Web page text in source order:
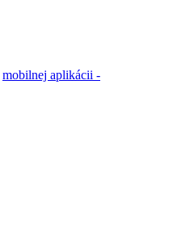
mobilnej aplikácii -